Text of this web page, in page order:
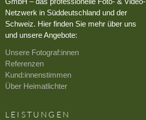
Netzwerk in Süddeutschland und der
Schweiz. Hier finden Sie mehr über uns
und unsere Angebote:
Unsere Fotograf:innen
Referenzen
Kund:innenstimmen
Über Heimatlichter
LEISTUNGEN